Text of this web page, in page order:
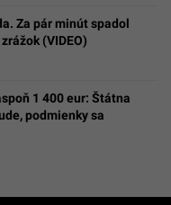
Za pár minút spadol
(VIDEO)
1 400 eur: Štátna
podmienky sa